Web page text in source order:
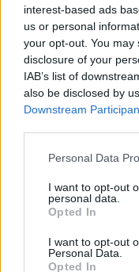
interest-based ads
us or personal
your opt-out. You
disclosure of your
IAB’s list of
also be disclosed by
Downstream
Personal Data
I want to opt-out
personal data.
Opted In
I want to opt-out
Personal Data.
Opted In
Commenti
Accedio